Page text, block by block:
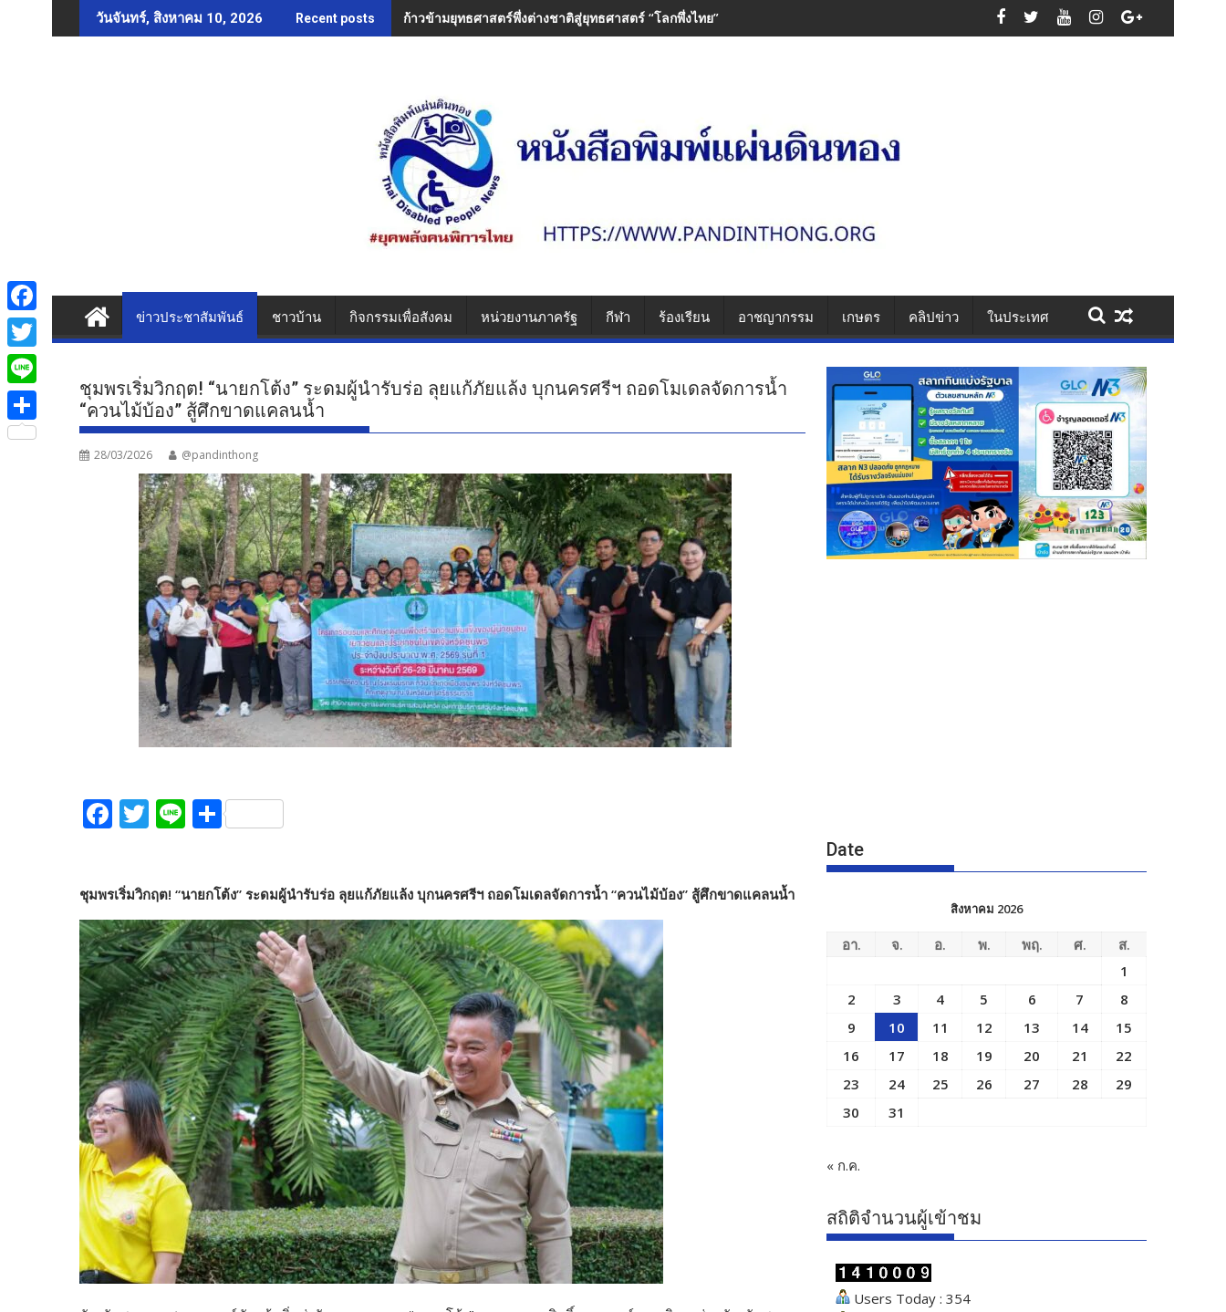
to
วันจันทร์, สิงหาคม 10, 2026 Recent posts ก้าวข้ามยุทธศาสตร์พึ่งต่างชาติสู่ยุทธศาสตร์ “โลกพึ่งไทย”
ข่าวประชาสัมพันธ์ ชาวบ้าน กิจกรรมเพื่อสังคม หน่วยงานภาครัฐ กีฬา ร้องเรียน อาชญากรรม เกษตร คลิปข่าว ในประเทศ
ชุมพรเริ่มวิกฤต! “นายกโต้ง” ระดมผู้นำรับร่อ ลุยแก้ภัยแล้ง บุกนครศรีฯ ถอดโมเดลจัดการน้ำ
“ควนไม้บ้อง” สู้ศึกขาดแคลนน้ำ
28/03/2026 @pandinthong
F
b
o
o
k
T
er
Li S
e
ชุมพรเริ่มวิกฤต! “นายกโต้ง” ระดมผู้นำรับร่อ ลุยแก้ภัยแล้ง บุกนครศรีฯ ถอดโมเดลจัดการน้ำ “ควนไม้บ้อง” สู้ศึกขาดแคลนน้ำ
Date
สิงหาคม 2026
อา. จ. อ. พ. พฤ. ศ.
ส.
1
2
3 4 5 6 7
8
9
10 11 12 13 14
15
16
17 18 19 20 21
22
23
24 25 26 27 28
29
30
31
« ก.ค.
สถิติจำนวนผู้เข้าชม
Users Today : 354
F
a
c
e
b
T
w
i
L
iS